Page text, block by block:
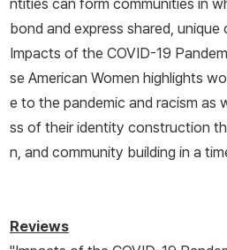
ntities can form communities in
bond and express shared, unique
Impacts of the COVID-19
se American Women highlights
e to the pandemic and racism as
ss of their identity construction
n, and community building in a
Reviews